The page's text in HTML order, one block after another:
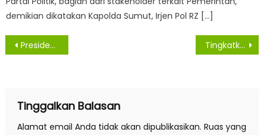
demikian dikatakan Kapolda Sumut, Irjen Pol RZ […]
Navigasi
Presiden Jokowi Letakkan Batu Pertama Revitalisasi Lapangan Merdeka Tingkatkan Perlindungan Konsumen, OJK Perkuat Pengawasan Market Conduct
Tinggalkan Balasan
Alamat email Anda tidak akan dipublikasikan. Ruas yang